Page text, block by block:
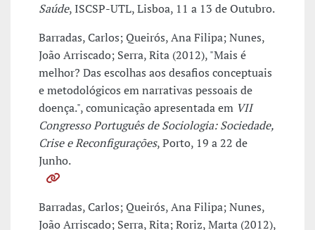
Saúde, ISCSP-UTL, Lisboa, 11 a 13 de Outubro.
Barradas, Carlos; Queirós, Ana Filipa; Nunes,
João Arriscado; Serra, Rita (2012), "Mais é
melhor? Das escolhas aos desafios conceptuais
e metodológicos em narrativas pessoais de
doença.", comunicação apresentada em VII
Congresso Português de Sociologia: Sociedade,
Crise e Reconfigurações, Porto, 19 a 22 de
Junho.
Barradas, Carlos; Queirós, Ana Filipa; Nunes,
João Arriscado; Serra, Rita; Roriz, Marta (2012),